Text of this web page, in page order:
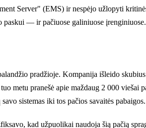
Server" (EMS) ir nespėjo užlopyti
paskui — ir pačiuose galiniuose įrenginiuose.
pradžioje. Kompanija išleido
metu pranešė apie maždaug 2 000
sistemas iki tos pačios savaitės pabaigos.
kad užpuolikai naudoja šią pačią